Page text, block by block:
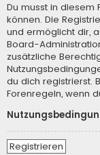
Du musst in diesem
können. Die
und ermöglicht dir,
Board-
zusätzliche
du dich registrierst.
Forenregeln, wenn
Registrieren